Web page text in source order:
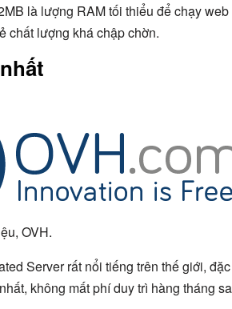
là lượng RAM tối thiểu để chạy
chất lượng khá chập chờn.
OVH.
Server rất nổi tiếng trên thế giới,
không mất phí duy trì hàng tháng